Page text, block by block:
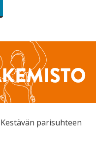
parisuhteen